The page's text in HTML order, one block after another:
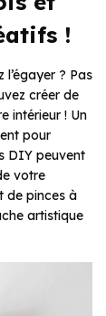
!
? Pas
créer de
intérieur ! Un
pour
DIY peuvent
votre
de pinces à
artistique